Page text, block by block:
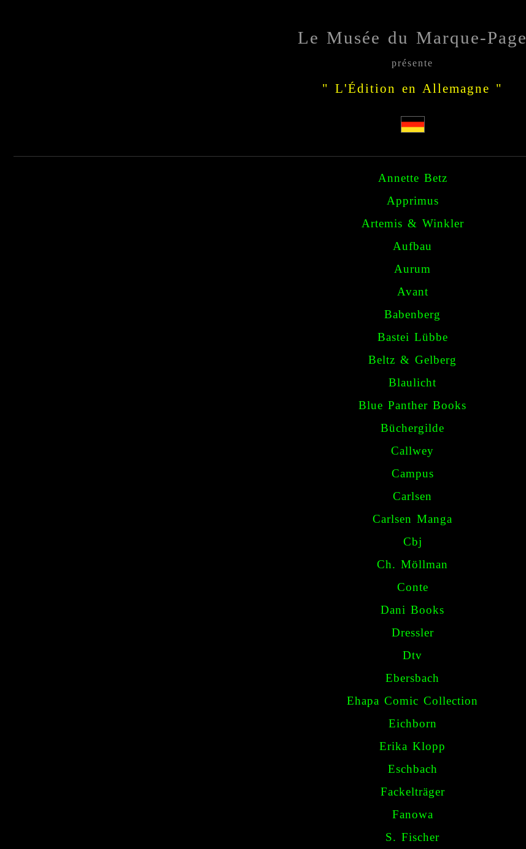
Le Musée du Marque-Page
présente
" L'Édition en Allemagne "
Annette Betz
Apprimus
Artemis & Winkler
Aufbau
Aurum
Avant
Babenberg
Bastei Lübbe
Beltz & Gelberg
Blaulicht
Blue Panther Books
Büchergilde
Callwey
Campus
Carlsen
Carlsen Manga
Cbj
Ch. Möllman
Conte
Dani Books
Dressler
Dtv
Ebersbach
Ehapa Comic Collection
Eichborn
Erika Klopp
Eschbach
Fackelträger
Fanowa
S. Fischer